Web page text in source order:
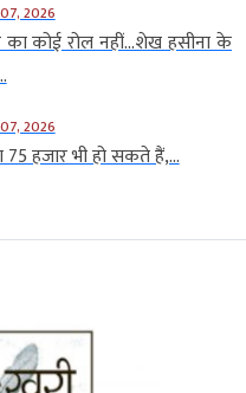
2026
कोई रोल नहीं…शेख हसीना के
2026
75 हजार भी हो सकते हैं,...